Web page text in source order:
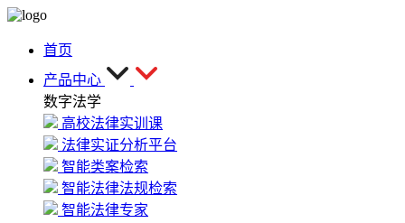
首页
产品中心
数字法学
高校法律实训课
法律实证分析平台
智能类案检索
智能法律法规检索
智能法律专家